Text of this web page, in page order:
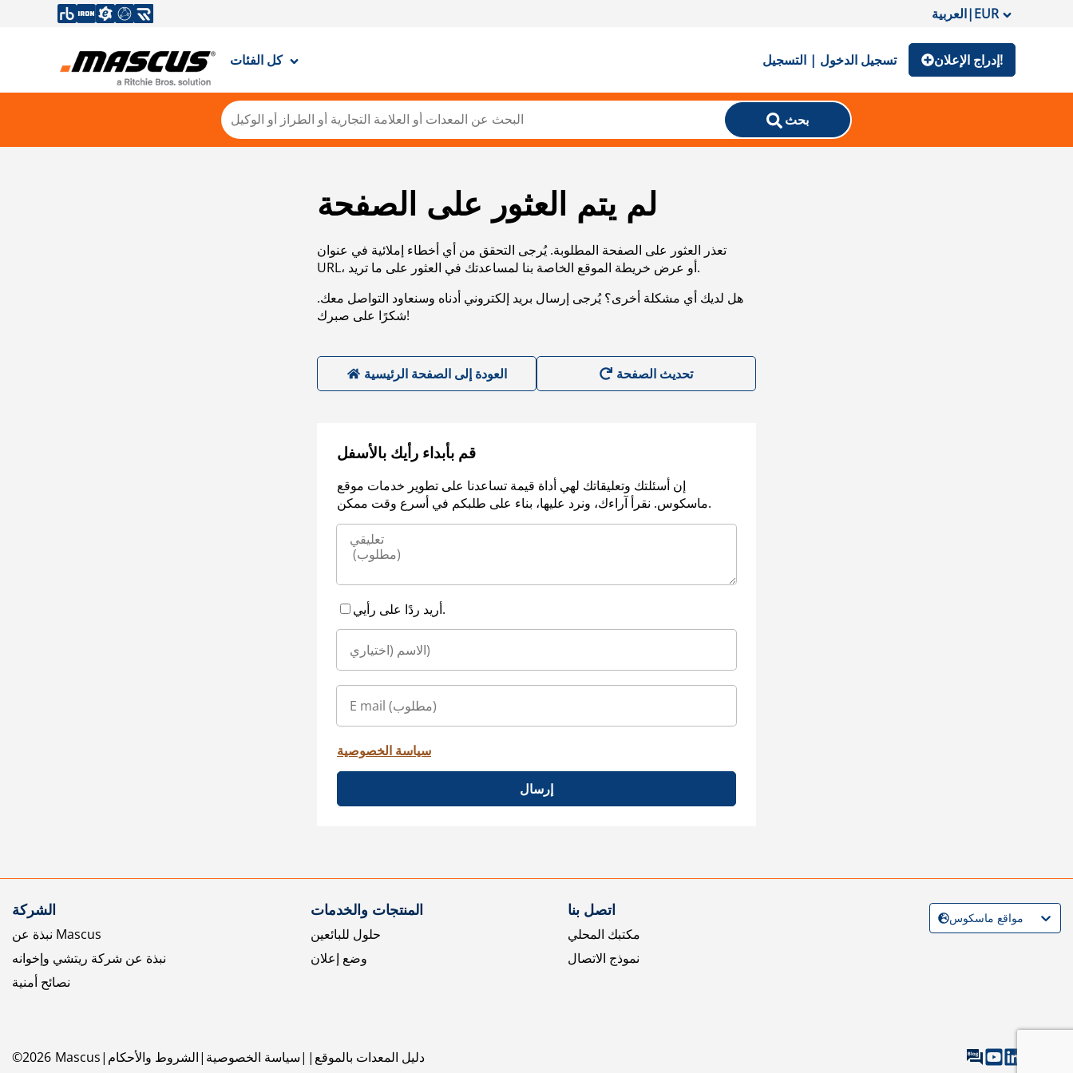
العربية|EUR
كل الفئات تسجيل الدخول | التسجيل إدراج الإعلان!
بحث
لم يتم العثور على الصفحة
تعذر العثور على الصفحة المطلوبة. يُرجى التحقق من أي أخطاء إملائية في عنوان
URL، أو عرض خريطة الموقع الخاصة بنا لمساعدتك في العثور على ما تريد.
هل لديك أي مشكلة أخرى؟ يُرجى إرسال بريد إلكتروني أدناه وسنعاود التواصل معك.
شكرًا على صبرك!
العودة إلى الصفحة الرئيسية
قم بأبداء رأيك بالأسفل
إن أسئلتك وتعليقاتك لهي أداة قيمة تساعدنا على تطوير خدمات موقع
ماسكوس. نقرأ آراءك، ونرد عليها، بناء على طلبكم في أسرع وقت ممكن.
أريد ردًا على رأيي.
سياسة الخصوصية
إرسال
الشركة
نبذة عن Mascus
نبذة عن شركة ريتشي وإخوانه
نصائح أمنية
المنتجات والخدمات
حلول للبائعين
وضع إعلان
اتصل بنا
مكتبك المحلي
نموذج الاتصال
©2026 Mascus الشروط والأحكام سياسة الخصوصية دليل المعدات بالموقع
مواقع ماسكوس